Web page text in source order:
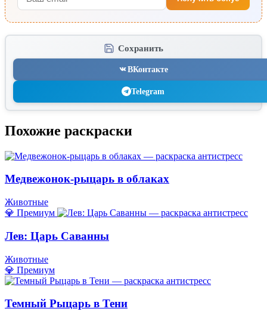
Сохранить
ВКонтакте
Telegram
Похожие раскраски
Медвежонок-рыцарь в облаках
Животные
💎 Премиум
Лев: Царь Саванны
Животные
💎 Премиум
Темный Рыцарь в Тени